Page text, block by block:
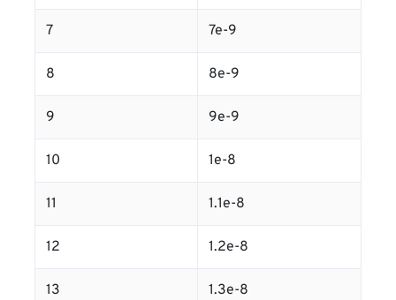
7 7e-9
8 8e-9
9 9e-9
10 1e-8
11 1.1e-8
12 1.2e-8
13 1.3e-8